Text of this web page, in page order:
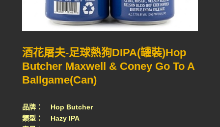
酒花屠夫-足球熱狗DIPA(罐裝)Hop
Butcher Maxwell & Coney Go To A
Ballgame(Can)
品牌： Hop Butcher
類型： Hazy IPA